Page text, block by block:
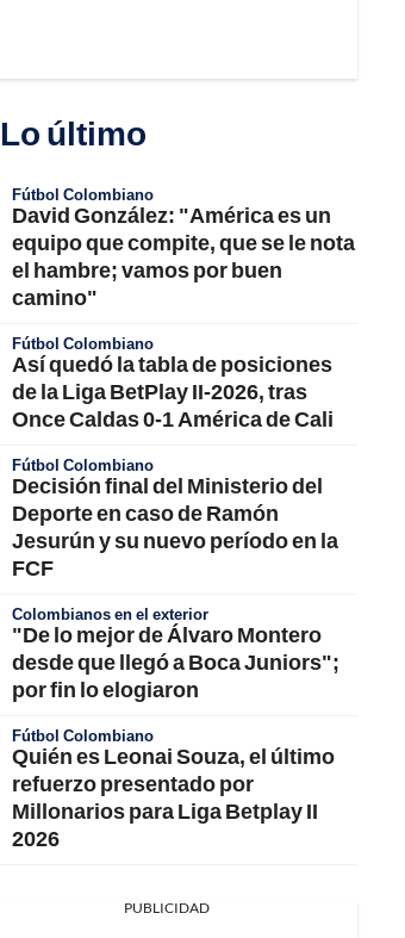
Lo último
Fútbol Colombiano
David González: "América es un
equipo que compite, que se le nota
el hambre; vamos por buen
camino"
Fútbol Colombiano
Así quedó la tabla de posiciones
de la Liga BetPlay II-2026, tras
Once Caldas 0-1 América de Cali
Fútbol Colombiano
Decisión final del Ministerio del
Deporte en caso de Ramón
Jesurún y su nuevo período en la
FCF
Colombianos en el exterior
"De lo mejor de Álvaro Montero
desde que llegó a Boca Juniors";
por fin lo elogiaron
Fútbol Colombiano
Quién es Leonai Souza, el último
refuerzo presentado por
Millonarios para Liga Betplay II
2026
PUBLICIDAD